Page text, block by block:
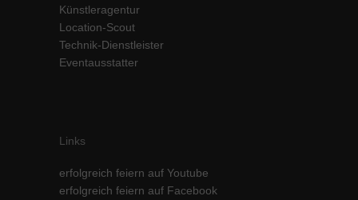
Künstleragentur
Location-Scout
Technik-Dienstleister
Eventausstatter
Links
erfolgreich feiern auf Youtube
erfolgreich feiern auf Facebook